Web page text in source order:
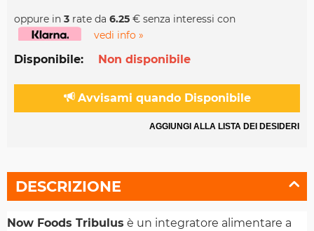
oppure in 3 rate da 6.25 € senza interessi con
vedi info »
Disponibile: Non disponibile
Avvisami quando Disponibile
AGGIUNGI ALLA LISTA DEI DESIDERI
DESCRIZIONE
Now Foods Tribulus è un integratore alimentare a